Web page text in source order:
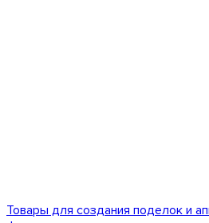
Товары для создания поделок и